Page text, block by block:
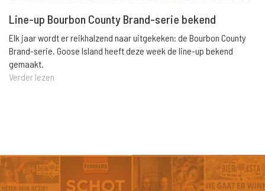
Line-up Bourbon County Brand-serie bekend
Elk jaar wordt er reikhalzend naar uitgekeken: de Bourbon County
Brand-serie. Goose Island heeft deze week de line-up bekend
gemaakt.
Verder lezen